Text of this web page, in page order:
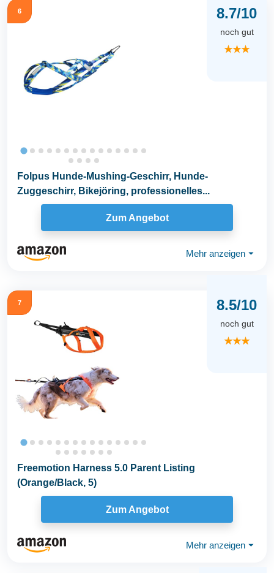
6 8.7/10
noch gut
★★★
Folpus Hunde-Mushing-Geschirr, Hunde-
Zuggeschirr, Bikejöring, professionelles...
Zum Angebot
Mehr anzeigen ⏷
7 8.5/10
noch gut
★★★
Freemotion Harness 5.0 Parent Listing
(Orange/Black, 5)
Zum Angebot
Mehr anzeigen ⏷